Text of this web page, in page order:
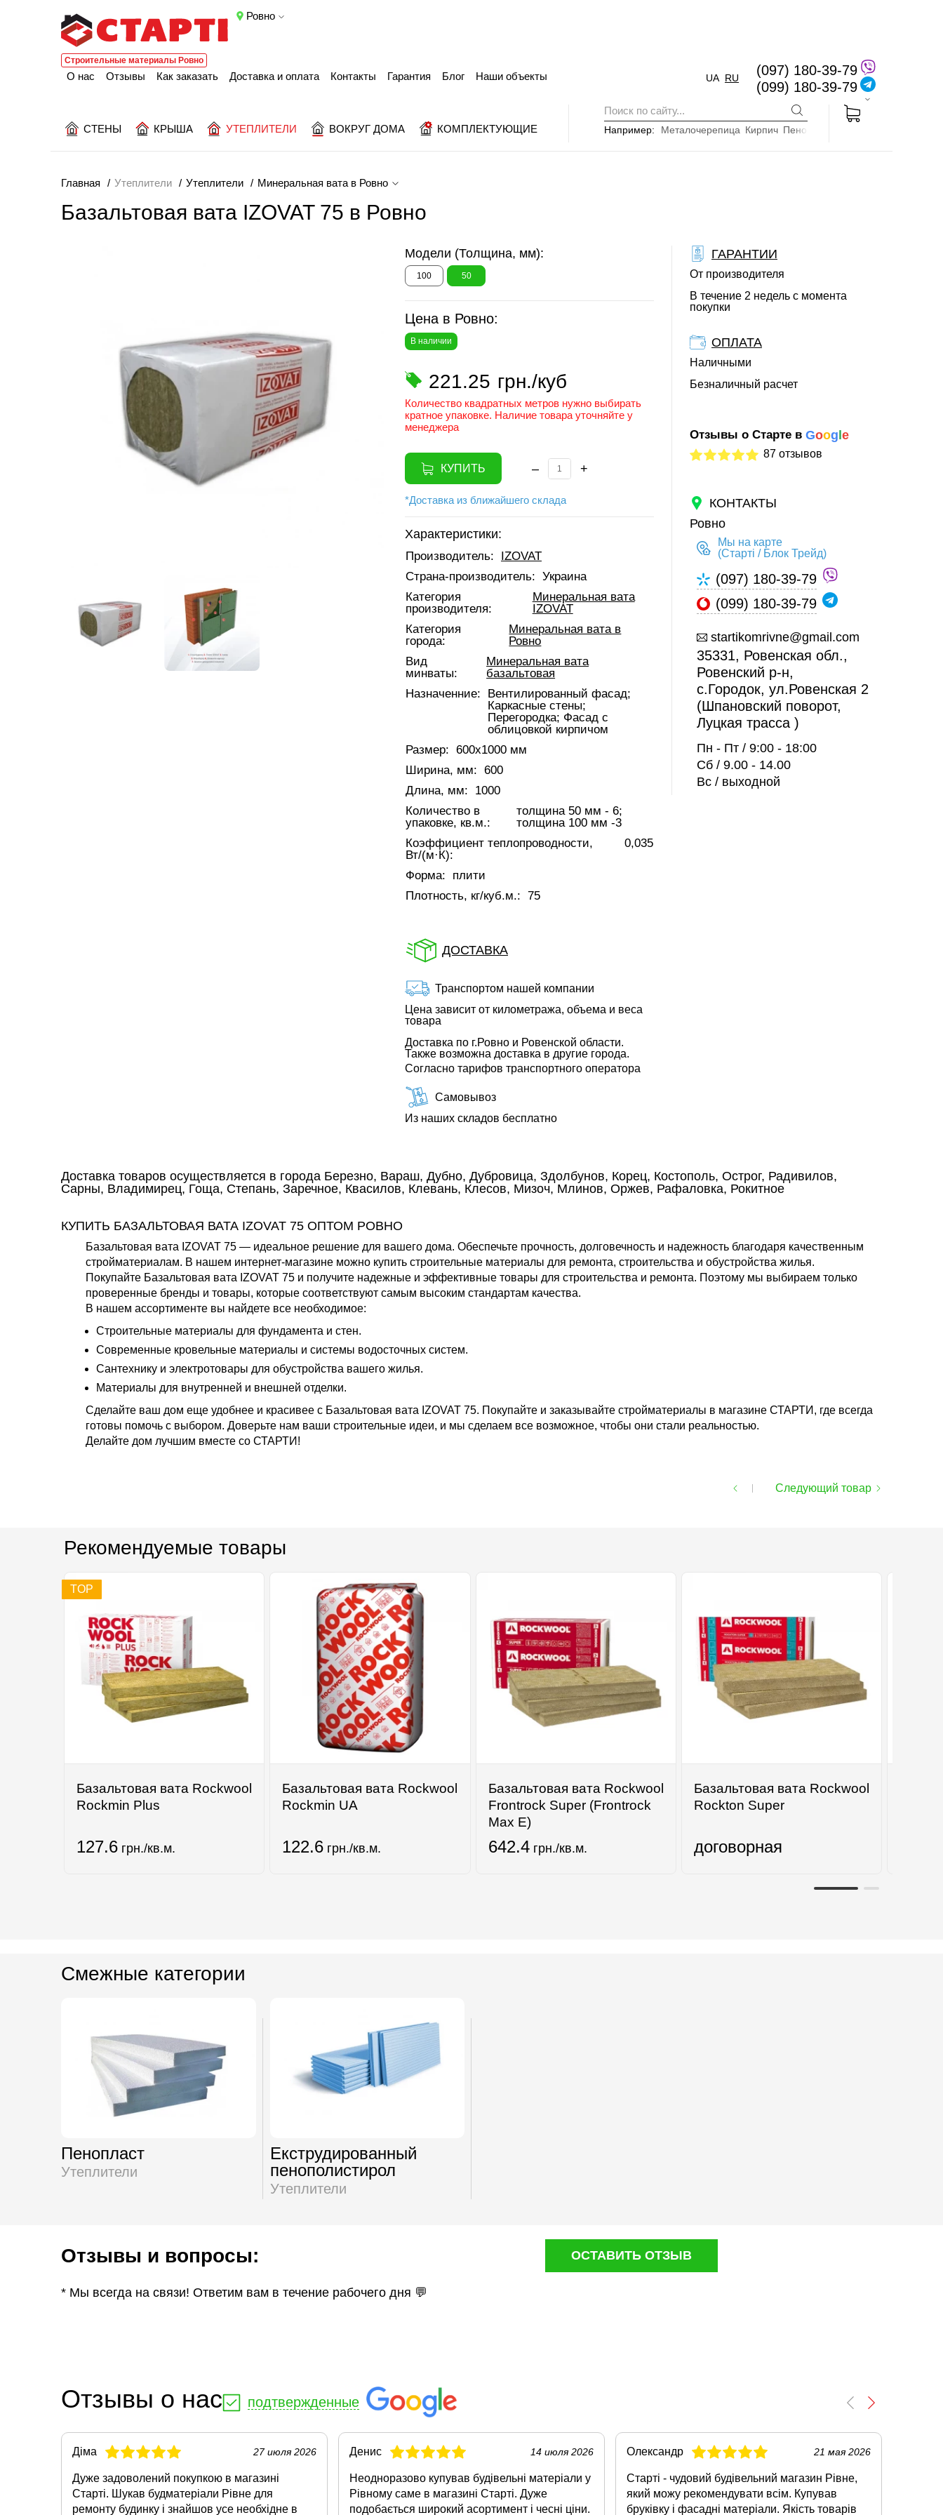
Ровно
Строительные материалы Ровно
Например: Металочерепица Кирпич Пенопласт
СТЕНЫ КРЫША УТЕПЛИТЕЛИ ВОКРУГ ДОМА КОМПЛЕКТУЮЩИЕ
(097) 180-39-79
(099) 180-39-79
О нас Отзывы Как заказать Доставка и оплата Контакты Гарантия Блог Наши объекты UA RU
Главная Утеплители Утеплители Минеральная вата в Ровно
Базальтовая вата IZOVAT 75 в Ровно
Модели (Толщина, мм):
100 50
Цена в Ровно:
В наличии
221.25 грн./куб
Количество квадратных метров нужно выбирать
кратное упаковке. Наличие товара уточняйте у
менеджера
КУПИТЬ – +
*Доставка из ближайшего склада
Характеристики:
Производитель:
IZOVAT
Страна-производитель: Украина
Категория
производителя:
Минеральная вата
IZOVAT
Категория
города:
Минеральная вата в
Ровно
Вид
минваты:
Минеральная вата
базальтовая
Назначенние:
Вентилированный фасад;
Каркасные стены;
Перегородка; Фасад с
облицовкой кирпичом
Размер: 600x1000 мм
Ширина, мм: 600
Длина, мм:
1000
Количество в
упаковке, кв.м.:
толщина 50 мм - 6;
толщина 100 мм -3
Коэффициент теплопроводности,
Вт/(м·К):
0,035
Форма:
плити
Плотность, кг/куб.м.: 75
ДОСТАВКА
Транспортом нашей компании
Цена зависит от километража, объема и веса
товара
Доставка по г.Ровно и Ровенской области.
Также возможна доставка в другие города.
Согласно тарифов транспортного оператора
Самовывоз
Из наших складов бесплатно
ГАРАНТИИ
От производителя
В течение 2 недель с момента
покупки
ОПЛАТА
Наличными
Безналичный расчет
Отзывы о Старте в Goog e
87 отзывов
КОНТАКТЫ
Ровно
Мы на карте
(Старті / Блок Трейд)
(097) 180-39-79
(099) 180-39-79
startikomrivne@gmail.com
35331, Ровенская обл.,
Ровенский р-н,
с.Городок, ул.Ровенская 2
(Шпановский поворот,
Луцкая трасса )
Пн - Пт / 9:00 - 18:00
Сб / 9.00 - 14.00
Вс / выходной
Доставка товаров осуществляется в города Березно, Вараш, Дубно, Дубровица, Здолбунов, Корец, Костополь, Острог, Радивилов,
Сарны, Владимирец, Гоща, Степань, Заречное, Квасилов, Клевань, Клесов, Мизоч, Млинов, Оржев, Рафаловка, Рокитное
КУПИТЬ БАЗАЛЬТОВАЯ ВАТА IZOVAT 75 ОПТОМ РОВНО
Базальтовая вата IZOVAT 75 — идеальное решение для вашего дома. Обеспечьте прочность, долговечность и надежность благодаря качественным
стройматериалам. В нашем интернет-магазине можно купить строительные материалы для ремонта, строительства и обустройства жилья.
Покупайте Базальтовая вата IZOVAT 75 и получите надежные и эффективные товары для строительства и ремонта. Поэтому мы выбираем только
проверенные бренды и товары, которые соответствуют самым высоким стандартам качества.
В нашем ассортименте вы найдете все необходимое:
Строительные материалы для фундамента и стен.
Современные кровельные материалы и системы водосточных систем.
Сантехнику и электротовары для обустройства вашего жилья.
Материалы для внутренней и внешней отделки.
Сделайте ваш дом еще удобнее и красивее с Базальтовая вата IZOVAT 75. Покупайте и заказывайте стройматериалы в магазине СТАРТИ, где всегда
готовы помочь с выбором. Доверьте нам ваши строительные идеи, и мы сделаем все возможное, чтобы они стали реальностью.
Делайте дом лучшим вместе со СТАРТИ!
Следующий товар
Рекомендуемые товары
TOP
Базальтовая вата Rockwool
Rockmin Plus
127.6 грн./кв.м.
Базальтовая вата Rockwool
Rockmin UA
122.6 грн./кв.м.
Базальтовая вата Rockwool
Frontrock Super (Frontrock
Max E)
642.4грн./кв.м.
Базальтовая вата Rockwool
Rockton Super
договорная
Смежные категории
Пенопласт
Утеплители
Екструдированный
пенополистирол
Утеплители
Отзывы и вопросы: ОСТАВИТЬ ОТЗЫВ
* Мы всегда на связи! Ответим вам в течение рабочего дня 💬
Отзывы о нас подтвержденные
Діма 27 июля 2026
Дуже задоволений покупкою в магазині
Старті. Шукав будматеріали Рівне для
ремонту будинку і знайшов усе необхідне в
Денис 14 июля 2026
Неодноразово купував будівельні матеріали у
Рівному саме в магазині Старті. Дуже
подобається широкий асортимент і чесні ціни.
Олександр 21 мая 2026
Старті - чудовий будівельний магазин Рівне,
який можу рекомендувати всім. Купував
бруківку і фасадні матеріали. Якість товарів